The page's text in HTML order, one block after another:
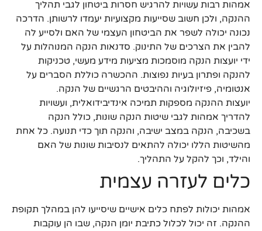
אמהות רבות עשויות להרגיש חסרות ביטחון לגבי תהליך
ההנקה, ולכן חשוב שסייעות מקצועיות יעמדו לרשותן. הדרכה
נכונה יכולה לשפר את הביטחון העצמי של האם ולסייע לה
להבין את הצרכים של התינוק. סדנאות הנקה המנוהלות על
ידי יועצות הנקה מוסמכות מציעות מידע מעשי, טכניקות
להנקה ופתרון בעיות נפוצות. ההכשרה כוללת הסברים על
אנטומיה, פיזיולוגיה וההיבטים הרגשיים של הנקה.
יועצות ההנקה מספקות תמיכה אינדיבידואלית, ועשויות
להדריך אמהות לגבי שיטות הנקה שונות, כולל הנקה
בשכיבה, הנקה במצב ישיבה, והנקה תוך כדי תנועה. כל אחת
מהשיטות הללו יכולה להתאים לנסיבות שונות של האם
והילד, וכך להקל על התהליך.
כלים לעזרה עצמית
אמהות יכולות לפתח כלים אישיים שיסייעו להן במהלך תקופת
ההנקה. זה יכול לכלול כתיבת יומן הנקה, שבו הן עוקבות